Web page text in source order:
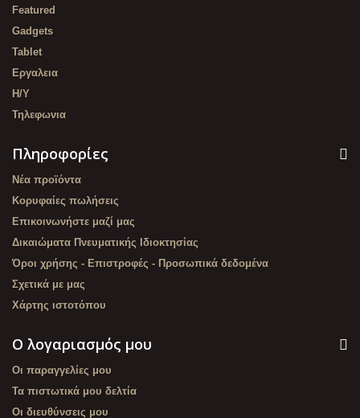
Featured
Gadgets
Tablet
Εργαλεια
Η/Υ
Τηλεφωνια
Πληροφορίες
Νέα προϊόντα
Κορυφαίες πωλήσεις
Επικοινωνήστε μαζί μας
Δικαιώματα Πνευματικής Ιδιοκτησίας
Όροι χρήσης - Επιστροφές - Προσωπικά δεδομένα
Σχετικά με μας
Χάρτης ιστοτόπου
Ο λογαριασμός μου
Οι παραγγελίες μου
Τα πιστωτικά μου δελτία
Οι διευθύνσεις μου